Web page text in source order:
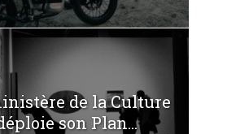
de la Culture
son Plan...